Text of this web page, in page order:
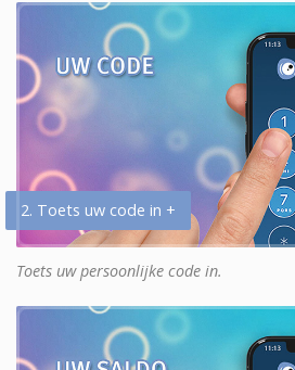
2. Toets uw code in +
Toets uw persoonlijke code in.